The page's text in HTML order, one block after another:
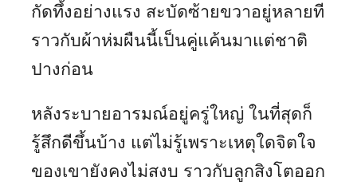
กัดทึ้งอย่างแรง สะบัดซ้ายขวาอยู่หลายที
ราวกับผ้าห่มผืนนี้เป็นคู่แค้นมาแต่ชาติ
ปางก่อน
หลังระบายอารมณ์อยู่ครู่ใหญ่ ในที่สุดก็
รู้สึกดีขึ้นบ้าง แต่ไม่รู้เพราะเหตุใดจิตใจ
ของเขายังคงไม่สงบ ราวกับลูกสิงโตออก